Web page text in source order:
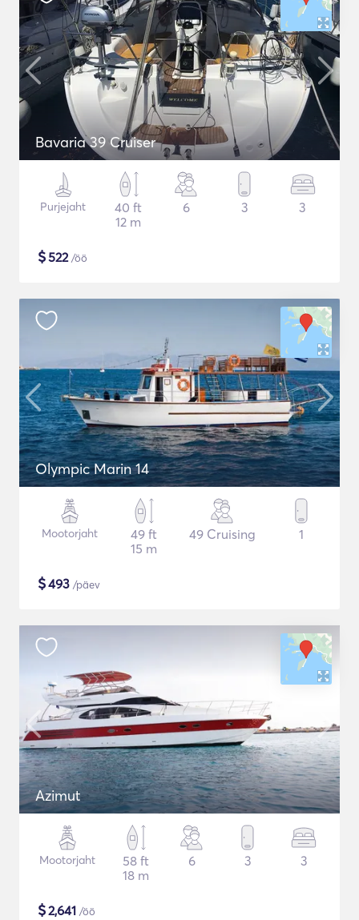
Bavaria 39 Cruiser
Purjejaht
40 ft
12 m
6 3 3
$522/öö
Olympic Marin 14
Mootorjaht
49 ft
15 m
49 Cruising 1
$493 /päev
Azimut
Mootorjaht
58 ft
18 m
6 3 3
$2,641 /öö